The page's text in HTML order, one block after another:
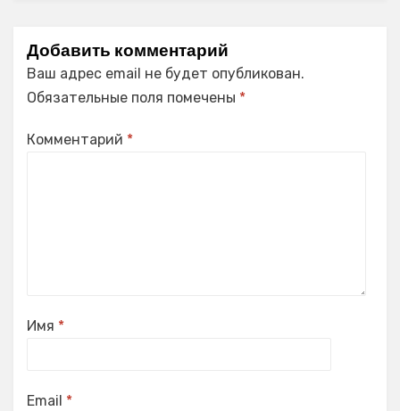
Добавить комментарий
Ваш адрес email не будет опубликован.
Обязательные поля помечены *
Комментарий *
Имя *
Email *